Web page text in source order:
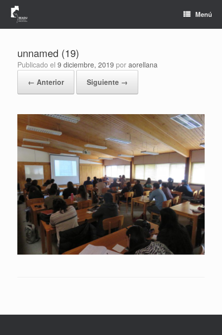
Saltar
contenido
Menú
unnamed (19)
Publicado el 9 diciembre, 2019 por aorellana
← Anterior
Siguiente →